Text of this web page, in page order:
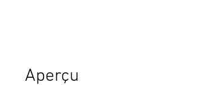
Aperçu